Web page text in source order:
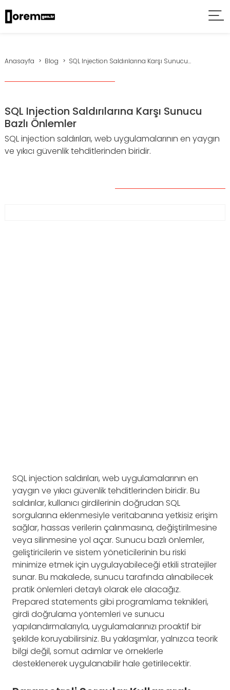
Anasayfa Blog SQL Injection Saldırılarına Karşı Sunucu...
SQL Injection Saldırılarına Karşı Sunucu
Bazlı Önlemler
SQL injection saldırıları, web uygulamalarının en yaygın
ve yıkıcı güvenlik tehditlerinden biridir.
SQL injection saldırıları, web uygulamalarının en
yaygın ve yıkıcı güvenlik tehditlerinden biridir. Bu
saldırılar, kullanıcı girdilerinin doğrudan SQL
sorgularına eklenmesiyle veritabanına yetkisiz erişim
sağlar, hassas verilerin çalınmasına, değiştirilmesine
veya silinmesine yol açar. Sunucu bazlı önlemler,
geliştiricilerin ve sistem yöneticilerinin bu riski
minimize etmek için uygulayabileceği etkili stratejiler
sunar. Bu makalede, sunucu tarafında alınabilecek
pratik önlemleri detaylı olarak ele alacağız.
Prepared statements gibi programlama teknikleri,
girdi doğrulama yöntemleri ve sunucu
yapılandırmalarıyla, uygulamalarınızı proaktif bir
şekilde koruyabilirsiniz. Bu yaklaşımlar, yalnızca teorik
bilgi değil, somut adımlar ve örneklerle
desteklenerek uygulanabilir hale getirilecektir.